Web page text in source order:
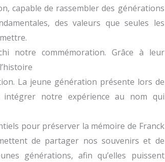
capable de rassembler des générations
des valeurs que seules les
notre commémoration. Grâce à leur
La jeune génération présente lors de
intégrer notre expérience au nom qui
pour préserver la mémoire de Franck
de partager nos souvenirs et de
générations, afin qu’elles puissent